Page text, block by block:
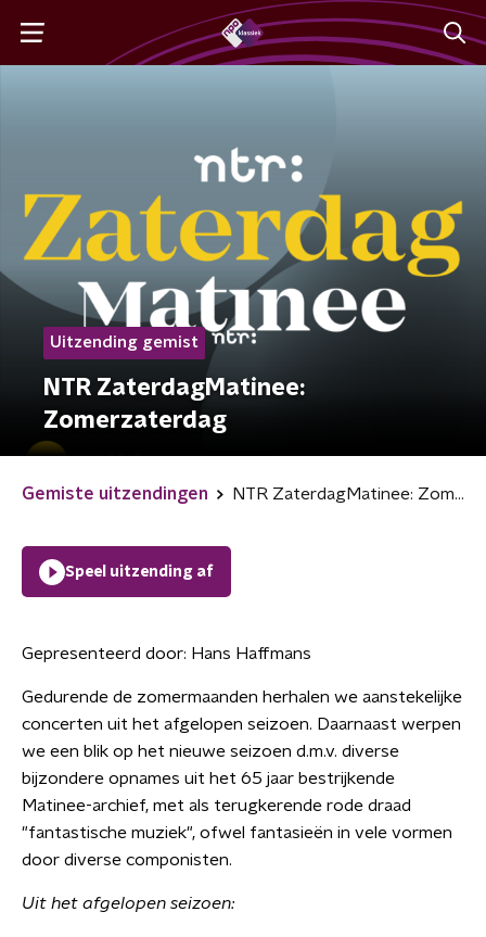
Uitzending gemist
NTR ZaterdagMatinee:
Zomerzaterdag
Gemiste uitzendingen NTR ZaterdagMatinee: Zomerzaterdag
Speel uitzending af
Gepresenteerd door: Hans Haffmans
Gedurende de zomermaanden herhalen we aanstekelijke
concerten uit het afgelopen seizoen. Daarnaast werpen
we een blik op het nieuwe seizoen d.m.v. diverse
bijzondere opnames uit het 65 jaar bestrijkende
Matinee-archief, met als terugkerende rode draad
"fantastische muziek", ofwel fantasieën in vele vormen
door diverse componisten.
Uit het afgelopen seizoen: